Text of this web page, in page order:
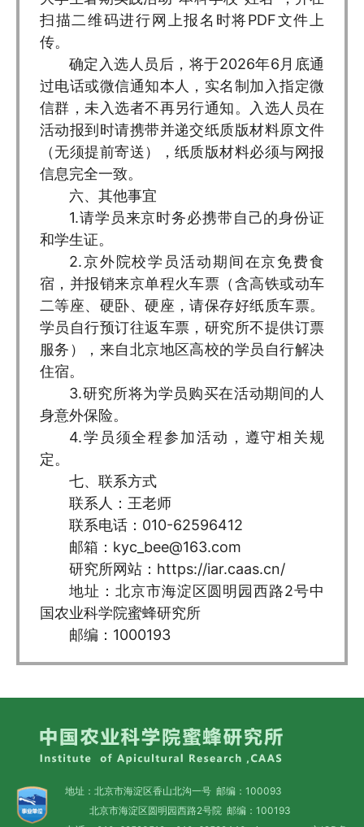
扫描二维码进行网上报名时将PDF文件上
传。
确定入选人员后，将于2026年6月底通
过电话或微信通知本人，实名制加入指定微
信群，未入选者不再另行通知。入选人员在
活动报到时请携带并递交纸质版材料原文件
（无须提前寄送），纸质版材料必须与网报
信息完全一致。
六、其他事宜
1.请学员来京时务必携带自己的身份证
和学生证。
2.京外院校学员活动期间在京免费食
宿，并报销来京单程火车票（含高铁或动车
二等座、硬卧、硬座，请保存好纸质车票。
学员自行预订往返车票，研究所不提供订票
服务），来自北京地区高校的学员自行解决
住宿。
3.研究所将为学员购买在活动期间的人
身意外保险。
4.学员须全程参加活动，遵守相关规
定。
七、联系方式
联系人：王老师
联系电话：010-62596412
邮箱：kyc_bee@163.com
研究所网站：https://iar.caas.cn/
地址：北京市海淀区圆明园西路2号中
国农业科学院蜜蜂研究所
邮编：1000193
地址：北京市海淀区香山北沟一号 邮编：100093
北京市海淀区圆明园西路2号院 邮编：100193